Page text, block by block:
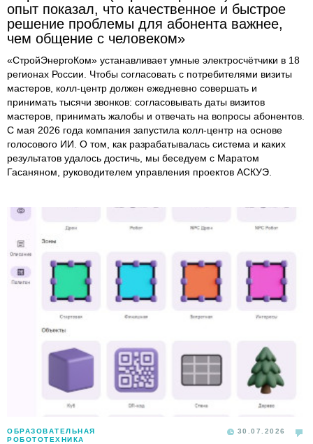
опыт показал, что качественное и быстрое
решение проблемы для абонента важнее,
чем общение с человеком»
«СтройЭнергоКом» устанавливает умные электросчётчики в 18
регионах России. Чтобы согласовать с потребителями визиты
мастеров, колл-центр должен ежедневно совершать и
принимать тысячи звонков: согласовывать даты визитов
мастеров, принимать жалобы и отвечать на вопросы абонентов.
С мая 2026 года компания запустила колл-центр на основе
голосового ИИ. О том, как разрабатывалась система и каких
результатов удалось достичь, мы беседуем с Маратом
Гасаняном, руководителем управления проектов АСКУЭ.
ОБРАЗОВАТЕЛЬНАЯ
РОБОТОТЕХНИКА
30.07.2026